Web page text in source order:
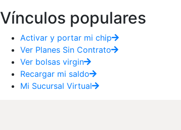
Vínculos populares
Activar y portar mi chip
Ver Planes Sin Contrato
Ver bolsas virgin
Recargar mi saldo
Mi Sucursal Virtual